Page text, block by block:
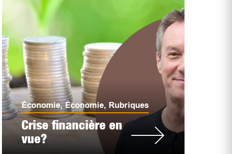
Économie,Économie, Rubriques
Crise financière en
vue?